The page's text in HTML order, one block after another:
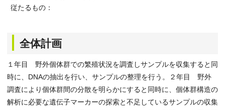
従たるもの：
全体計画
１年目 野外個体群での繁殖状況を調査しサンプルを収集すると同
時に、DNAの抽出を行い、サンプルの整理を行う。２年目 野外
調査により個体群間の分散を明らかにすると同時に、個体群構造の
解析に必要な遺伝子マーカーの探索と不足しているサンプルの収集